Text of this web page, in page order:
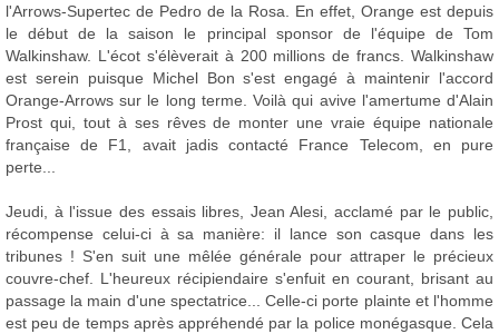
l'Arrows-Supertec de Pedro de la Rosa. En effet, Orange est depuis
le début de la saison le principal sponsor de l'équipe de Tom
Walkinshaw. L'écot s'élèverait à 200 millions de francs. Walkinshaw
est serein puisque Michel Bon s'est engagé à maintenir l'accord
Orange-Arrows sur le long terme. Voilà qui avive l'amertume d'Alain
Prost qui, tout à ses rêves de monter une vraie équipe nationale
française de F1, avait jadis contacté France Telecom, en pure
perte...
Jeudi, à l'issue des essais libres, Jean Alesi, acclamé par le public,
récompense celui-ci à sa manière: il lance son casque dans les
tribunes ! S'en suit une mêlée générale pour attraper le précieux
couvre-chef. L'heureux récipiendaire s'enfuit en courant, brisant au
passage la main d'une spectatrice... Celle-ci porte plainte et l'homme
est peu de temps après appréhendé par la police monégasque. Cela